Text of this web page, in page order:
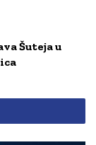
Šuteja u